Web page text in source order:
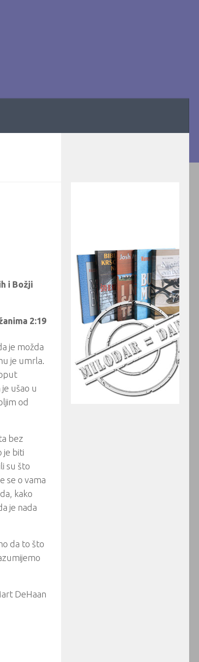
i Božji
2:19
je možda
je umrla.
ušao u
od
bez
je biti
su što
se o vama
kako
je nada
da to što
DeHaan